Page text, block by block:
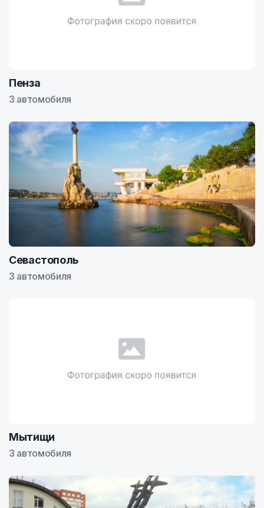
Пенза
3 автомобиля
Севастополь
3 автомобиля
Мытищи
3 автомобиля